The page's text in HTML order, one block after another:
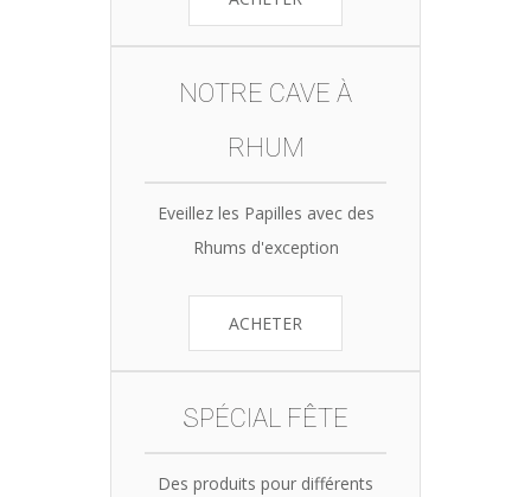
NOTRE CAVE À
RHUM
Eveillez les Papilles avec des
Rhums d'exception
ACHETER
SPÉCIAL FÊTE
Des produits pour différents